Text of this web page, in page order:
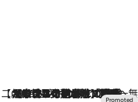
【CREA×星野リゾート】唯一無二。癒しと発見が待つ場所へ
2026.8.7
【トンボの足水浴】ヒノキの香りに包まれて涼感マックス！約13℃の湧水かけ流しを避暑地「星野温泉 トンボの湯」で体験